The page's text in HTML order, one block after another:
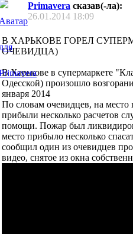
Primavera сказав(-ла):
26.01.2014 18:09
В ХАРЬКОВЕ ГОРЕЛ
ОЧЕВИДЦА)
В Харькове в супермаркете
Одесской) произошло
января 2014
По словам очевидцев, на место
прибыли несколько расчетов
помощи. Пожар был
место прибыло несколько
сообщил один из очевидцев
видео, снятое из окна